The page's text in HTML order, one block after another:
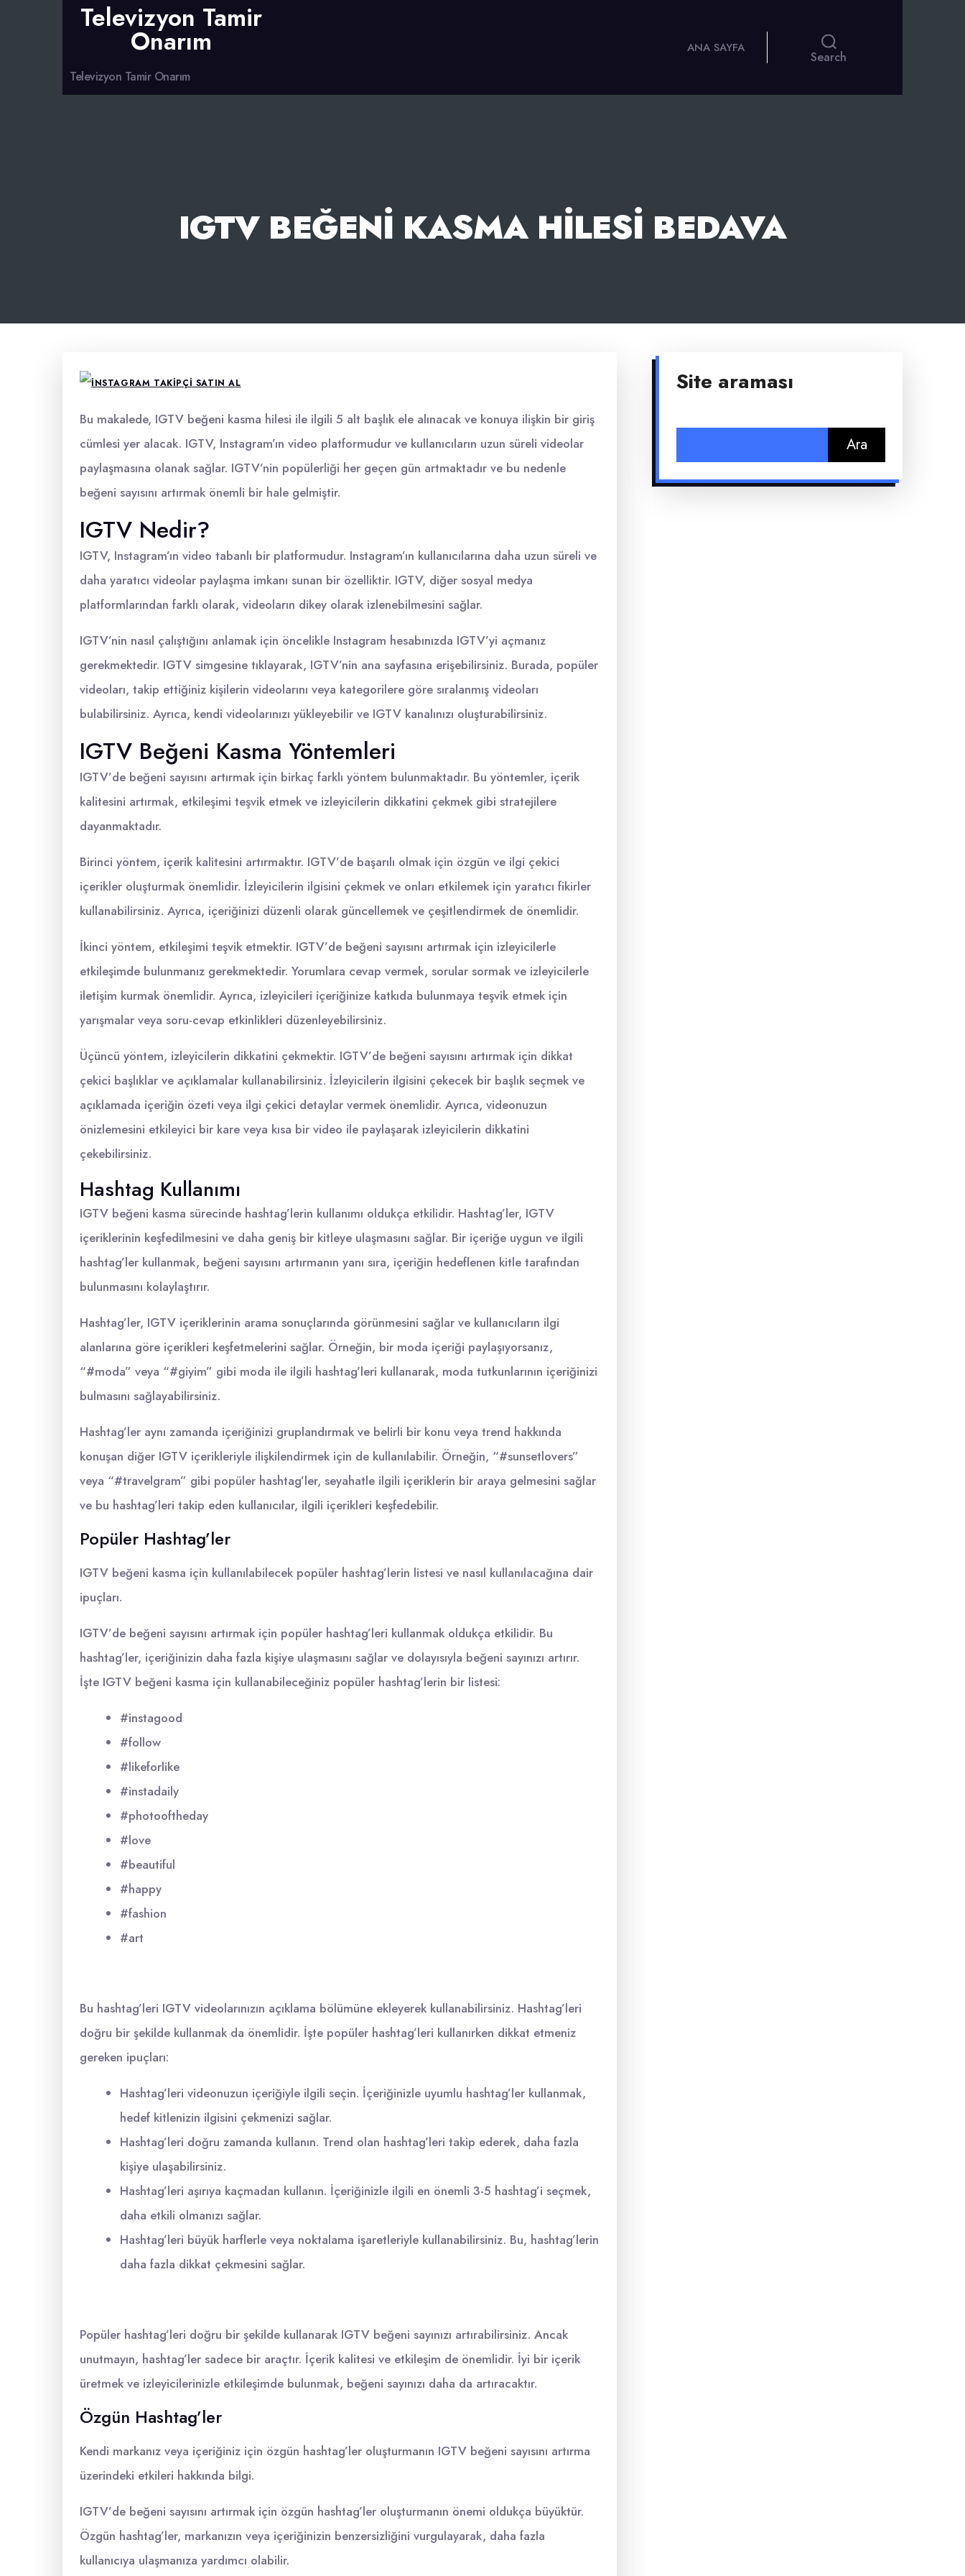
Televizyon Tamir
Onarım
Televizyon Tamir Onarım
ANA SAYFA
Search
IGTV BEĞENI KASMA HILESI BEDAVA
Bu makalede, IGTV beğeni kasma hilesi ile ilgili 5 alt başlık ele alınacak ve konuya ilişkin bir giriş
cümlesi yer alacak. IGTV, Instagram’ın video platformudur ve kullanıcıların uzun süreli videolar
paylaşmasına olanak sağlar. IGTV’nin popülerliği her geçen gün artmaktadır ve bu nedenle
beğeni sayısını artırmak önemli bir hale gelmiştir.
IGTV Nedir?
IGTV, Instagram’ın video tabanlı bir platformudur. Instagram’ın kullanıcılarına daha uzun süreli ve
daha yaratıcı videolar paylaşma imkanı sunan bir özelliktir. IGTV, diğer sosyal medya
platformlarından farklı olarak, videoların dikey olarak izlenebilmesini sağlar.
IGTV’nin nasıl çalıştığını anlamak için öncelikle Instagram hesabınızda IGTV’yi açmanız
gerekmektedir. IGTV simgesine tıklayarak, IGTV’nin ana sayfasına erişebilirsiniz. Burada, popüler
videoları, takip ettiğiniz kişilerin videolarını veya kategorilere göre sıralanmış videoları
bulabilirsiniz. Ayrıca, kendi videolarınızı yükleyebilir ve IGTV kanalınızı oluşturabilirsiniz.
IGTV Beğeni Kasma Yöntemleri
IGTV’de beğeni sayısını artırmak için birkaç farklı yöntem bulunmaktadır. Bu yöntemler, içerik
kalitesini artırmak, etkileşimi teşvik etmek ve izleyicilerin dikkatini çekmek gibi stratejilere
dayanmaktadır.
Birinci yöntem, içerik kalitesini artırmaktır. IGTV’de başarılı olmak için özgün ve ilgi çekici
içerikler oluşturmak önemlidir. İzleyicilerin ilgisini çekmek ve onları etkilemek için yaratıcı fikirler
kullanabilirsiniz. Ayrıca, içeriğinizi düzenli olarak güncellemek ve çeşitlendirmek de önemlidir.
İkinci yöntem, etkileşimi teşvik etmektir. IGTV’de beğeni sayısını artırmak için izleyicilerle
etkileşimde bulunmanız gerekmektedir. Yorumlara cevap vermek, sorular sormak ve izleyicilerle
iletişim kurmak önemlidir. Ayrıca, izleyicileri içeriğinize katkıda bulunmaya teşvik etmek için
yarışmalar veya soru-cevap etkinlikleri düzenleyebilirsiniz.
Üçüncü yöntem, izleyicilerin dikkatini çekmektir. IGTV’de beğeni sayısını artırmak için dikkat
çekici başlıklar ve açıklamalar kullanabilirsiniz. İzleyicilerin ilgisini çekecek bir başlık seçmek ve
açıklamada içeriğin özeti veya ilgi çekici detaylar vermek önemlidir. Ayrıca, videonuzun
önizlemesini etkileyici bir kare veya kısa bir video ile paylaşarak izleyicilerin dikkatini
çekebilirsiniz.
Hashtag Kullanımı
IGTV beğeni kasma sürecinde hashtag’lerin kullanımı oldukça etkilidir. Hashtag’ler, IGTV
içeriklerinin keşfedilmesini ve daha geniş bir kitleye ulaşmasını sağlar. Bir içeriğe uygun ve ilgili
hashtag’ler kullanmak, beğeni sayısını artırmanın yanı sıra, içeriğin hedeflenen kitle tarafından
bulunmasını kolaylaştırır.
Hashtag’ler, IGTV içeriklerinin arama sonuçlarında görünmesini sağlar ve kullanıcıların ilgi
alanlarına göre içerikleri keşfetmelerini sağlar. Örneğin, bir moda içeriği paylaşıyorsanız,
“#moda” veya “#giyim” gibi moda ile ilgili hashtag’leri kullanarak, moda tutkunlarının içeriğinizi
bulmasını sağlayabilirsiniz.
Hashtag’ler aynı zamanda içeriğinizi gruplandırmak ve belirli bir konu veya trend hakkında
konuşan diğer IGTV içerikleriyle ilişkilendirmek için de kullanılabilir. Örneğin, “#sunsetlovers”
veya “#travelgram” gibi popüler hashtag’ler, seyahatle ilgili içeriklerin bir araya gelmesini sağlar
ve bu hashtag’leri takip eden kullanıcılar, ilgili içerikleri keşfedebilir.
Popüler Hashtag’ler
IGTV beğeni kasma için kullanılabilecek popüler hashtag’lerin listesi ve nasıl kullanılacağına dair
ipuçları.
IGTV’de beğeni sayısını artırmak için popüler hashtag’leri kullanmak oldukça etkilidir. Bu
hashtag’ler, içeriğinizin daha fazla kişiye ulaşmasını sağlar ve dolayısıyla beğeni sayınızı artırır.
İşte IGTV beğeni kasma için kullanabileceğiniz popüler hashtag’lerin bir listesi:
#instagood
#follow
#likeforlike
#instadaily
#photooftheday
#love
#beautiful
#happy
#fashion
#art
Bu hashtag’leri IGTV videolarınızın açıklama bölümüne ekleyerek kullanabilirsiniz. Hashtag’leri
doğru bir şekilde kullanmak da önemlidir. İşte popüler hashtag’leri kullanırken dikkat etmeniz
gereken ipuçları:
Hashtag’leri videonuzun içeriğiyle ilgili seçin. İçeriğinizle uyumlu hashtag’ler kullanmak,
hedef kitlenizin ilgisini çekmenizi sağlar.
Hashtag’leri doğru zamanda kullanın. Trend olan hashtag’leri takip ederek, daha fazla
kişiye ulaşabilirsiniz.
Hashtag’leri aşırıya kaçmadan kullanın. İçeriğinizle ilgili en önemli 3-5 hashtag’i seçmek,
daha etkili olmanızı sağlar.
Hashtag’leri büyük harflerle veya noktalama işaretleriyle kullanabilirsiniz. Bu, hashtag’lerin
daha fazla dikkat çekmesini sağlar.
Popüler hashtag’leri doğru bir şekilde kullanarak IGTV beğeni sayınızı artırabilirsiniz. Ancak
unutmayın, hashtag’ler sadece bir araçtır. İçerik kalitesi ve etkileşim de önemlidir. İyi bir içerik
üretmek ve izleyicilerinizle etkileşimde bulunmak, beğeni sayınızı daha da artıracaktır.
Özgün Hashtag’ler
Kendi markanız veya içeriğiniz için özgün hashtag’ler oluşturmanın IGTV beğeni sayısını artırma
üzerindeki etkileri hakkında bilgi.
IGTV’de beğeni sayısını artırmak için özgün hashtag’ler oluşturmanın önemi oldukça büyüktür.
Özgün hashtag’ler, markanızın veya içeriğinizin benzersizliğini vurgulayarak, daha fazla
kullanıcıya ulaşmanıza yardımcı olabilir.
Site araması